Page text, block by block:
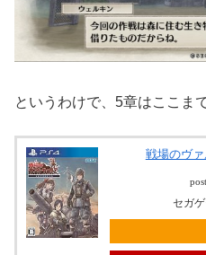
というわけで、5章はここまで
戦場のヴ
セガ